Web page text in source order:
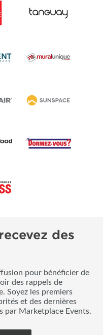
des
pour bénéficier de
des rappels de
Soyez les premiers
et des dernières
par Marketplace Events.